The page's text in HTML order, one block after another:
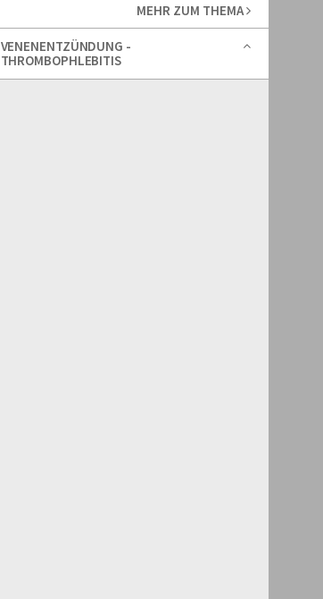
MEHR ZUM THEMA
VENENENTZÜNDUNG -
THROMBOPHLEBITIS